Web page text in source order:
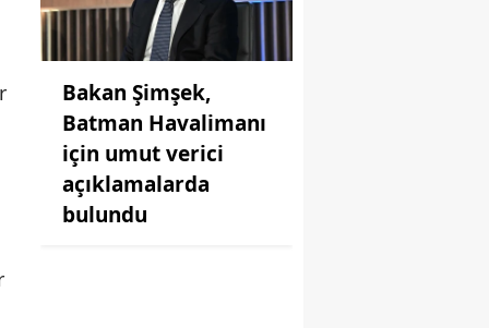
Bakan Şimşek,
Batman Havalimanı
için umut verici
açıklamalarda
bulundu